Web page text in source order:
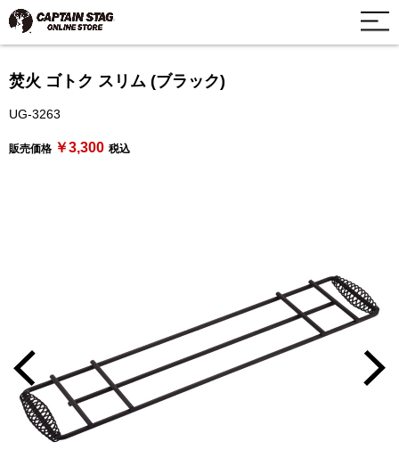
焚火 ゴトク スリム (ブラック)
UG-3263
販売価格 ￥3,300 税込